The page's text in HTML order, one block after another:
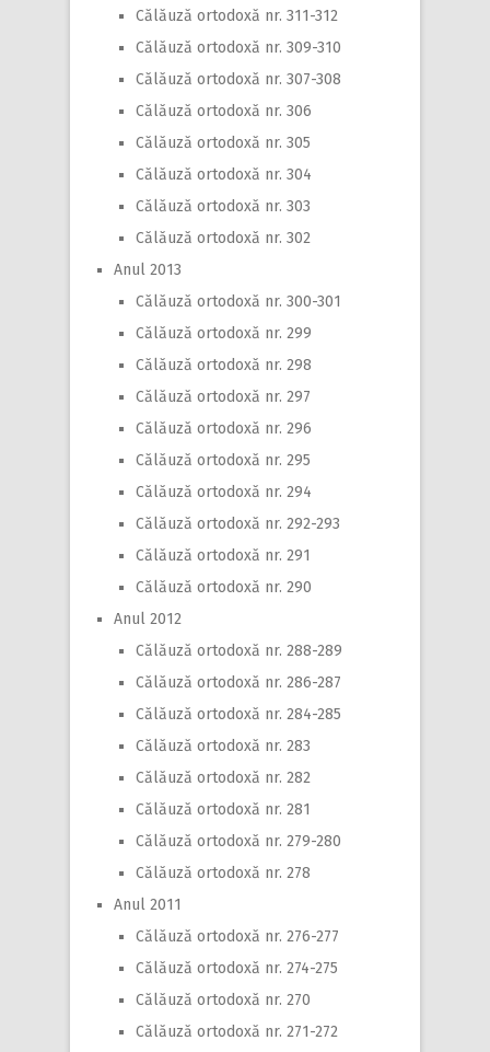
Călăuză ortodoxă nr. 311-312
Călăuză ortodoxă nr. 309-310
Călăuză ortodoxă nr. 307-308
Călăuză ortodoxă nr. 306
Călăuză ortodoxă nr. 305
Călăuză ortodoxă nr. 304
Călăuză ortodoxă nr. 303
Călăuză ortodoxă nr. 302
Anul 2013
Călăuză ortodoxă nr. 300-301
Călăuză ortodoxă nr. 299
Călăuză ortodoxă nr. 298
Călăuză ortodoxă nr. 297
Călăuză ortodoxă nr. 296
Călăuză ortodoxă nr. 295
Călăuză ortodoxă nr. 294
Călăuză ortodoxă nr. 292-293
Călăuză ortodoxă nr. 291
Călăuză ortodoxă nr. 290
Anul 2012
Călăuză ortodoxă nr. 288-289
Călăuză ortodoxă nr. 286-287
Călăuză ortodoxă nr. 284-285
Călăuză ortodoxă nr. 283
Călăuză ortodoxă nr. 282
Călăuză ortodoxă nr. 281
Călăuză ortodoxă nr. 279-280
Călăuză ortodoxă nr. 278
Anul 2011
Călăuză ortodoxă nr. 276-277
Călăuză ortodoxă nr. 274-275
Călăuză ortodoxă nr. 270
Călăuză ortodoxă nr. 271-272